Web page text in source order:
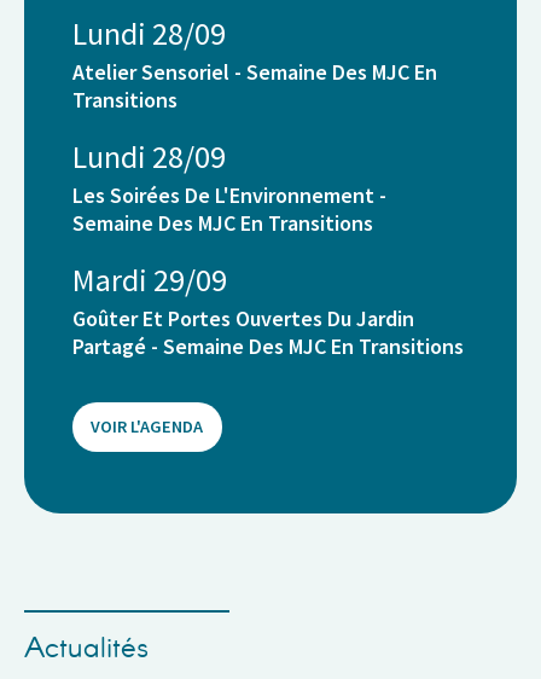
Lundi 28/09
Atelier Sensoriel - Semaine Des MJC En
Transitions
Lundi 28/09
Les Soirées De L'Environnement -
Semaine Des MJC En Transitions
Mardi 29/09
Goûter Et Portes Ouvertes Du Jardin
Partagé - Semaine Des MJC En Transitions
VOIR L'AGENDA
Actualités